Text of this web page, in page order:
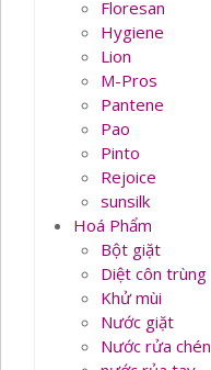
Floresan
Hygiene
Lion
M-Pros
Pantene
Pao
Pinto
Rejoice
sunsilk
Hoá Phẩm
Bột giặt
Diệt côn trùng
Khử mùi
Nước giặt
Nước rửa chén